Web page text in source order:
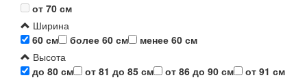
от 70 см
Ширина
60 см
более 60 см
менее 60 см
Высота
до 80 см
от 81 до 85 см от 86 до 90 см
от 91 см